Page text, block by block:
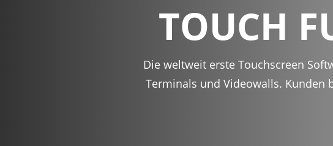
TOUCH
Die weltweit erste Touchscreen
Terminals und Videowalls. Kunden